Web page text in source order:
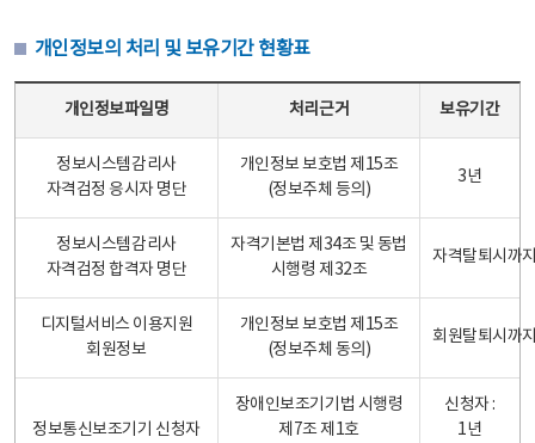
개인정보의 처리 및 보유기간 현황표
개인정보파일명 처리근거 보유기간
정보시스템감리사
자격검정 응시자 명단
개인정보 보호법 제15조
(정보주체 등의)
3년
정보시스템감리사
자격검정 합격자 명단
자격기본법 제34조 및 동법
시행령 제32조
자격탈퇴시까
디지털서비스 이용지원
회원정보
개인정보 보호법 제15조
(정보주체 동의)
회원탈퇴시까
정보통신보조기기 신청자
장애인보조기기법 시행령
제7조 제1호
신청자 :
1년